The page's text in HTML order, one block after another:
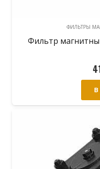
ФИЛЬТРЫ
Фильтр
В